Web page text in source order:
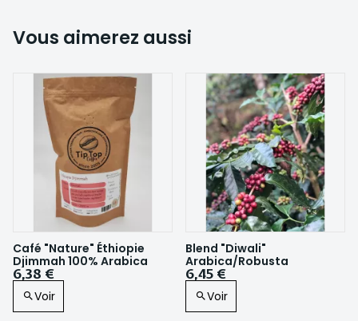
Vous aimerez aussi
Café "Nature" Éthiopie
Djimmah 100% Arabica
6,38 €
Voir
Blend "Diwali"
Arabica/Robusta
6,45 €
Voir